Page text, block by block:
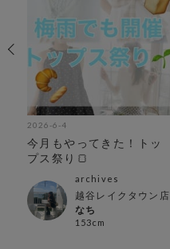
2026-6-4
今月もやってきた！トッ
プス祭り🍞
archives
越谷レイクタウン店
なち
153cm